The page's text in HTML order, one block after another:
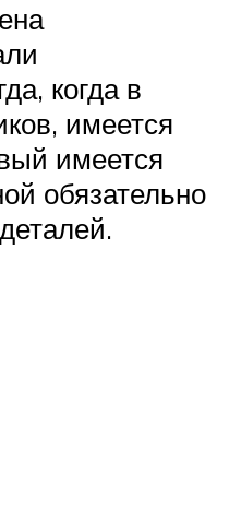
когда в
имеется
имеется
обязательно